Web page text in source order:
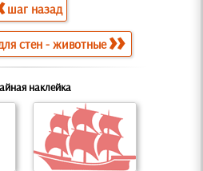
шаг назад
стен - животные
наклейка